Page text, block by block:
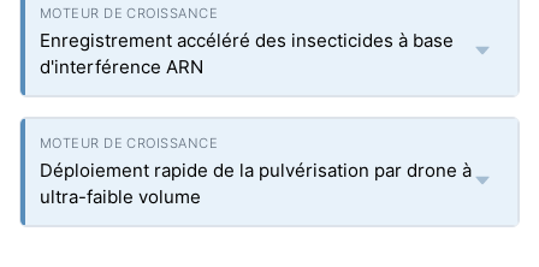
Enregistrement accéléré des insecticides à base
d'interférence ARN
Déploiement rapide de la pulvérisation par drone à
ultra-faible volume